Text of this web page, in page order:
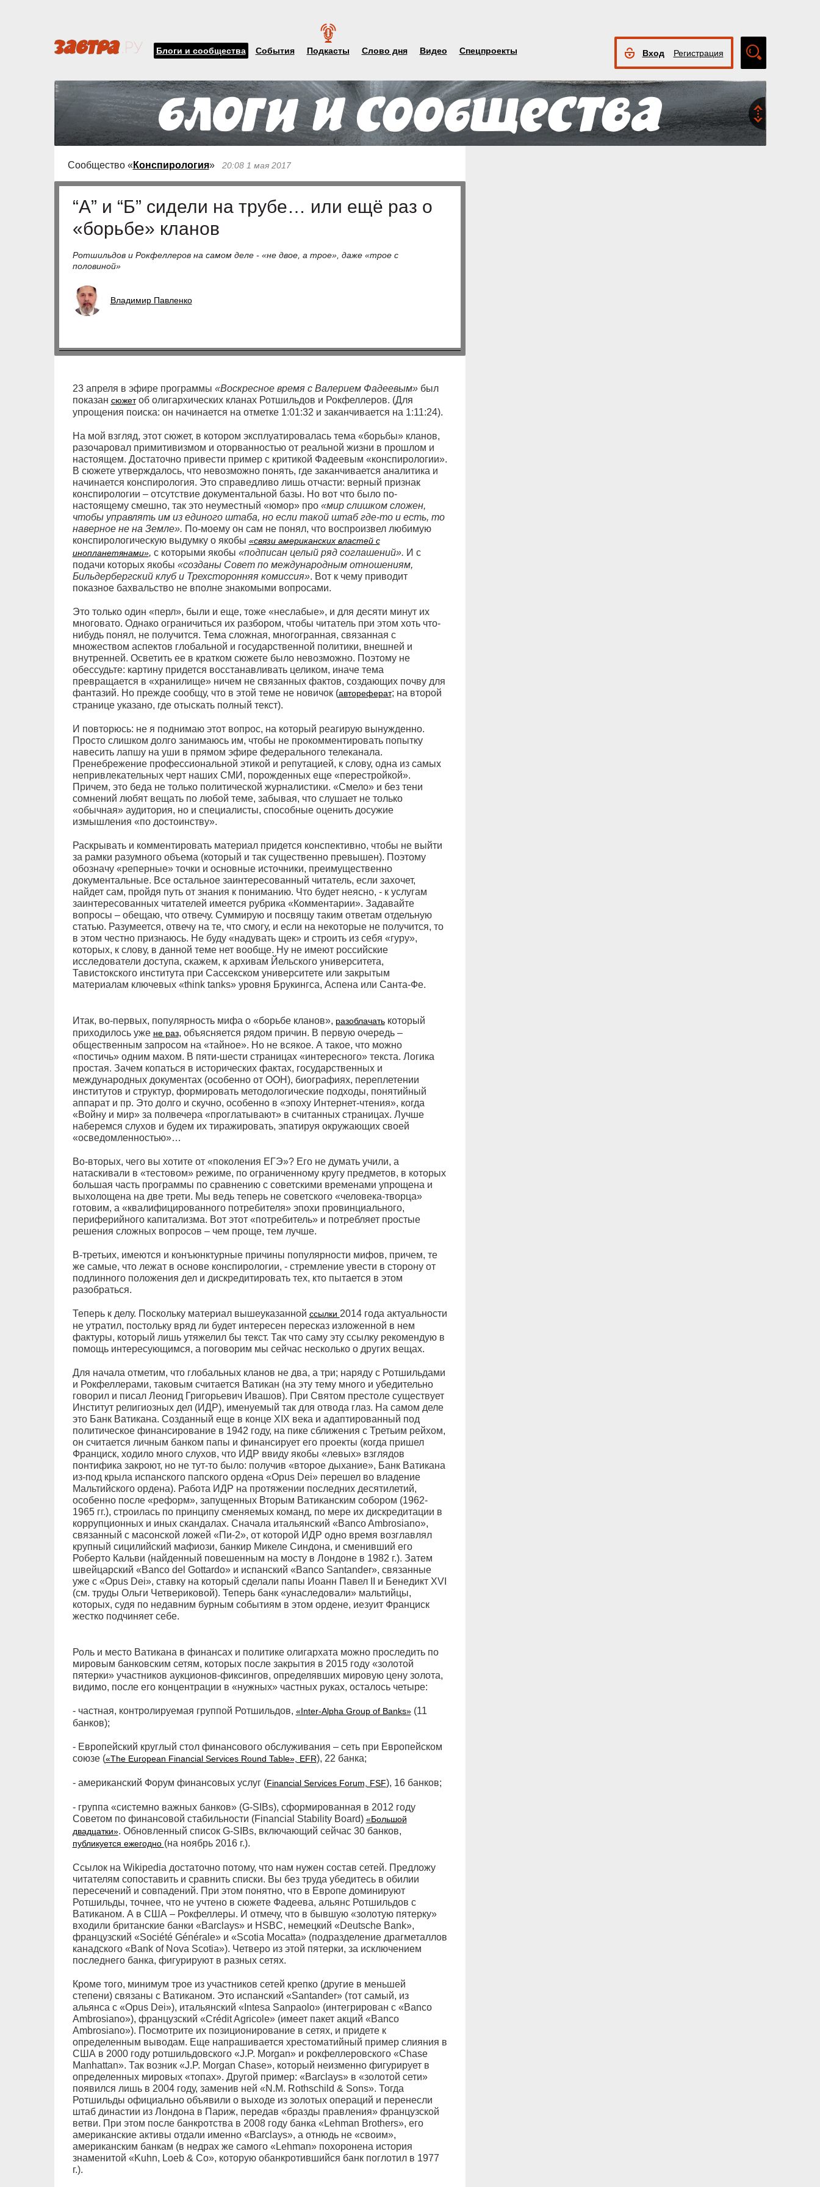
Блоги и сообщества События Подкасты Слово дня Видео Спецпроекты Вход Регистрация
поиск
Сообщество « Конспирология» 20:08 1 мая 2017
“А” и “Б” сидели на трубе… или ещё раз о
«борьбе» кланов
Ротшильдов и Рокфеллеров на самом деле - «не двое, а трое», даже «трое с
половиной»
Владимир Павленко
23 апреля в эфире программы «Воскресное время с Валерием Фадеевым»был
показан сюжетоб олигархических кланах Ротшильдов и Рокфеллеров. (Для
упрощения поиска: он начинается на отметке 1:01:32 и заканчивается на 1:11:24).
На мой взгляд, этот сюжет, в котором эксплуатировалась тема «борьбы» кланов,
разочаровал примитивизмом и оторванностью от реальной жизни в прошлом и
настоящем. Достаточно привести пример с критикой Фадеевым «конспирологии».
В сюжете утверждалось, что невозможно понять, где заканчивается аналитика и
начинается конспирология. Это справедливо лишь отчасти: верный признак
конспирологии – отсутствие документальной базы. Но вот что было по-
настоящему смешно, так это неуместный «юмор» про «мир слишком сложен,
чтобы управлять им из единого штаба, но если такой штаб где-то и есть, то
наверное не на Земле». По-моему он сам не понял, что воспроизвел любимую
конспирологическую выдумку о якобы «связи американских властей с
инопланетянами», с которыми якобы «подписан целый ряд соглашений». И с
подачи которых якобы «созданы Совет по международным отношениям,
Бильдербергский клуб и Трехсторонняя комиссия». Вот к чему приводит
показное бахвальство не вполне знакомыми вопросами.
Это только один «перл», были и еще, тоже «неслабые», и для десяти минут их
многовато. Однако ограничиться их разбором, чтобы читатель при этом хоть что-
нибудь понял, не получится. Тема сложная, многогранная, связанная с
множеством аспектов глобальной и государственной политики, внешней и
внутренней. Осветить ее в кратком сюжете было невозможно. Поэтому не
обессудьте: картину придется восстанавливать целиком, иначе тема
превращается в «хранилище» ничем не связанных фактов, создающих почву для
фантазий. Но прежде сообщу, что в этой теме не новичок (автореферат; на второй
странице указано, где отыскать полный текст).
И повторюсь: не я поднимаю этот вопрос, на который реагирую вынужденно.
Просто слишком долго занимаюсь им, чтобы не прокомментировать попытку
навесить лапшу на уши в прямом эфире федерального телеканала.
Пренебрежение профессиональной этикой и репутацией, к слову, одна из самых
непривлекательных черт наших СМИ, порожденных еще «перестройкой».
Причем, это беда не только политической журналистики. «Смело» и без тени
сомнений любят вещать по любой теме, забывая, что слушает не только
«обычная» аудитория, но и специалисты, способные оценить досужие
измышления «по достоинству».
Раскрывать и комментировать материал придется конспективно, чтобы не выйти
за рамки разумного объема (который и так существенно превышен). Поэтому
обозначу «реперные» точки и основные источники, преимущественно
документальные. Все остальное заинтересованный читатель, если захочет,
найдет сам, пройдя путь от знания к пониманию. Что будет неясно, - к услугам
заинтересованных читателей имеется рубрика «Комментарии». Задавайте
вопросы – обещаю, что отвечу. Суммирую и посвящу таким ответам отдельную
статью. Разумеется, отвечу на те, что смогу, и если на некоторые не получится, то
в этом честно признаюсь. Не буду «надувать щек» и строить из себя «гуру»,
которых, к слову, в данной теме нет вообще. Ну не имеют российские
исследователи доступа, скажем, к архивам Йельского университета,
Тавистокского института при Сассекском университете или закрытым
материалам ключевых «think tanks» уровня Брукингса, Аспена или Санта-Фе.
Итак, во-первых, популярность мифа о «борьбе кланов», разоблачатькоторый
приходилось уже не раз, объясняется рядом причин. В первую очередь –
общественным запросом на «тайное». Но не всякое. А такое, что можно
«постичь» одним махом. В пяти-шести страницах «интересного» текста. Логика
простая. Зачем копаться в исторических фактах, государственных и
международных документах (особенно от ООН), биографиях, переплетении
институтов и структур, формировать методологические подходы, понятийный
аппарат и пр. Это долго и скучно, особенно в «эпоху Интернет-чтения», когда
«Войну и мир» за полвечера «проглатывают» в считанных страницах. Лучше
наберемся слухов и будем их тиражировать, эпатируя окружающих своей
«осведомленностью»…
Во-вторых, чего вы хотите от «поколения ЕГЭ»? Его не думать учили, а
натаскивали в «тестовом» режиме, по ограниченному кругу предметов, в которых
большая часть программы по сравнению с советскими временами упрощена и
выхолощена на две трети. Мы ведь теперь не советского «человека-творца»
готовим, а «квалифицированного потребителя» эпохи провинциального,
периферийного капитализма. Вот этот «потребитель» и потребляет простые
решения сложных вопросов – чем проще, тем лучше.
В-третьих, имеются и конъюнктурные причины популярности мифов, причем, те
же самые, что лежат в основе конспирологии, - стремление увести в сторону от
подлинного положения дел и дискредитировать тех, кто пытается в этом
разобраться.
Теперь к делу. Поскольку материал вышеуказанной ссылки 2014 года актуальности
не утратил, постольку вряд ли будет интересен пересказ изложенной в нем
фактуры, который лишь утяжелил бы текст. Так что саму эту ссылку рекомендую в
помощь интересующимся, а поговорим мы сейчас несколько о других вещах.
Для начала отметим, что глобальных кланов не два, а три; наряду с Ротшильдами
и Рокфеллерами, таковым считается Ватикан (на эту тему много и убедительно
говорил и писал Леонид Григорьевич Ивашов). При Святом престоле существует
Институт религиозных дел (ИДР), именуемый так для отвода глаз. На самом деле
это Банк Ватикана. Созданный еще в конце XIX века и адаптированный под
политическое финансирование в 1942 году, на пике сближения с Третьим рейхом,
он считается личным банком папы и финансирует его проекты (когда пришел
Франциск, ходило много слухов, что ИДР ввиду якобы «левых» взглядов
понтифика закроют, но не тут-то было: получив «второе дыхание», Банк Ватикана
из-под крыла испанского папского ордена «Opus Dei» перешел во владение
Мальтийского ордена). Работа ИДР на протяжении последних десятилетий,
особенно после «реформ», запущенных Вторым Ватиканским собором (1962-
1965 гг.), строилась по принципу сменяемых команд, по мере их дискредитации в
коррупционных и иных скандалах. Сначала итальянский «Banco Ambrosiano»,
связанный с масонской ложей «Пи-2», от которой ИДР одно время возглавлял
крупный сицилийский мафиози, банкир Микеле Синдона, и сменивший его
Роберто Кальви (найденный повешенным на мосту в Лондоне в 1982 г.). Затем
швейцарский «Banco del Gottardo» и испанский «Banco Santander», связанные
уже с «Opus Dei», ставку на который сделали папы Иоанн Павел II и Бенедикт XVI
(см. труды Ольги Четвериковой). Теперь банк «унаследовали» мальтийцы,
которых, судя по недавним бурным событиям в этом ордене, иезуит Франциск
жестко подчиняет себе.
Роль и место Ватикана в финансах и политике олигархата можно проследить по
мировым банковским сетям, которых после закрытия в 2015 году «золотой
пятерки» участников аукционов-фиксингов, определявших мировую цену золота,
видимо, после его концентрации в «нужных» частных руках, осталось четыре:
- частная, контролируемая группой Ротшильдов, «Inter-Alpha Group of Banks»(11
банков);
- Европейский круглый стол финансового обслуживания – сеть при Европейском
союзе («The European Financial Services Round Table», EFR), 22 банка;
- американский Форум финансовых услуг (Financial Services Forum, FSF), 16 банков;
- группа «системно важных банков» (G-SIBs), сформированная в 2012 году
Советом по финансовой стабильности (Financial Stability Board) «Большой
двадцатки». Обновленный список G-SIBs, включающий сейчас 30 банков,
публикуется ежегодно (на ноябрь 2016 г.).
Ссылок на Wikipedia достаточно потому, что нам нужен состав сетей. Предложу
читателям сопоставить и сравнить списки. Вы без труда убедитесь в обилии
пересечений и совпадений. При этом понятно, что в Европе доминируют
Ротшильды, точнее, что не учтено в сюжете Фадеева, альянс Ротшильдов с
Ватиканом. А в США – Рокфеллеры. И отмечу, что в бывшую «золотую пятерку»
входили британские банки «Barclays» и HSBC, немецкий «Deutsche Bank»,
французский «Société Générale» и «Scotia Mocatta» (подразделение драгметаллов
канадского «Bank of Nova Scotia»). Четверо из этой пятерки, за исключением
последнего банка, фигурируют в разных сетях.
Кроме того, минимум трое из участников сетей крепко (другие в меньшей
степени) связаны с Ватиканом. Это испанский «Santander» (тот самый, из
альянса с «Opus Dei»), итальянский «Intesa Sanpaolo» (интегрирован с «Banco
Ambrosiano»), французский «Crédit Agricole» (имеет пакет акций «Banco
Ambrosiano»). Посмотрите их позиционирование в сетях, и придете к
определенным выводам. Еще напрашивается хрестоматийный пример слияния в
США в 2000 году ротшильдовского «J.P. Morgan» и рокфеллеровского «Chase
Manhattan». Так возник «J.P. Morgan Chase», который неизменно фигурирует в
определенных мировых «топах». Другой пример: «Barclays» в «золотой сети»
появился лишь в 2004 году, заменив ней «N.M. Rothsсhild & Sons». Тогда
Ротшильды официально объявили о выходе из золотых операций и перенесли
штаб династии из Лондона в Париж, передав «бразды правления» французской
ветви. При этом после банкротства в 2008 году банка «Lehman Brothers», его
американские активы отдали именно «Barclays», а отнюдь не «своим»,
американским банкам (в недрах же самого «Lehman» похоронена история
знаменитой «Kuhn, Loeb & Co», которую обанкротившийся банк поглотил в 1977
г.).